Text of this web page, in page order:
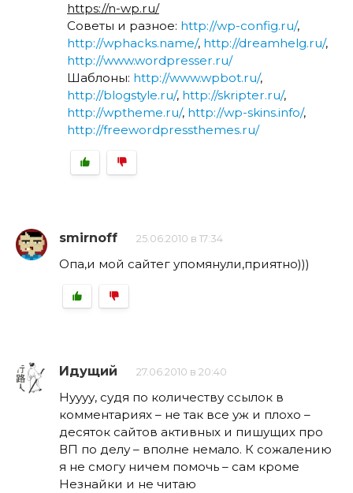
https://n-wp.ru/
Советы и разное: http://wp-config.ru/,
http://wphacks.name/, http://dreamhelg.ru/,
http://www.wordpresser.ru/
Шаблоны: http://www.wpbot.ru/,
http://blogstyle.ru/, http://skripter.ru/,
http://wptheme.ru/, http://wp-skins.info/,
http://freewordpressthemes.ru/
smirnoff 25.06.2010 в 17:34
Опа,и мой сайтег упомянули,приятно)))
Идущий 27.06.2010 в 20:40
Нуууу, судя по количеству ссылок в
комментариях – не так все уж и плохо –
десяток сайтов активных и пишущих про
ВП по делу – вполне немало. К сожалению
я не смогу ничем помочь – сам кроме
Незнайки и не читаю